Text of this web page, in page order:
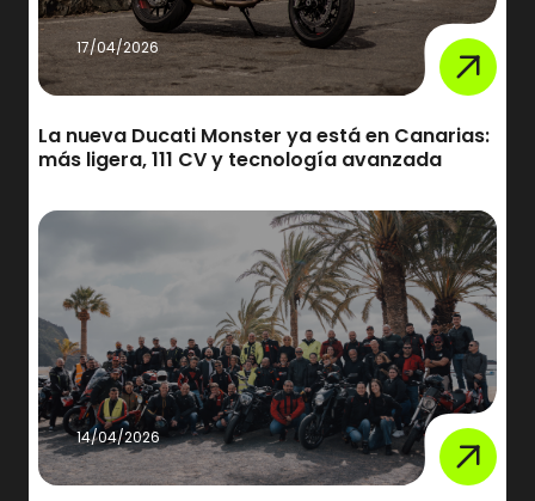
17/04/2026
La nueva Ducati Monster ya está en Canarias:
más ligera, 111 CV y tecnología avanzada
14/04/2026